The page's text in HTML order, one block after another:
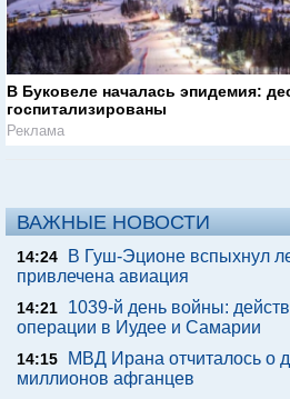
В Буковеле началась эпидемия:
госпитализированы
Реклама
ВАЖНЫЕ НОВОСТИ
14:24
В Гуш-Эционе вспыхнул
привлечена авиация
14:21
1039-й день войны:
операции в Иудее и Самарии
14:15
МВД Ирана отчиталось о
миллионов афганцев